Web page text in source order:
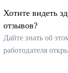
Хотите видеть
отзывов?
Дайте знать об
работодателя